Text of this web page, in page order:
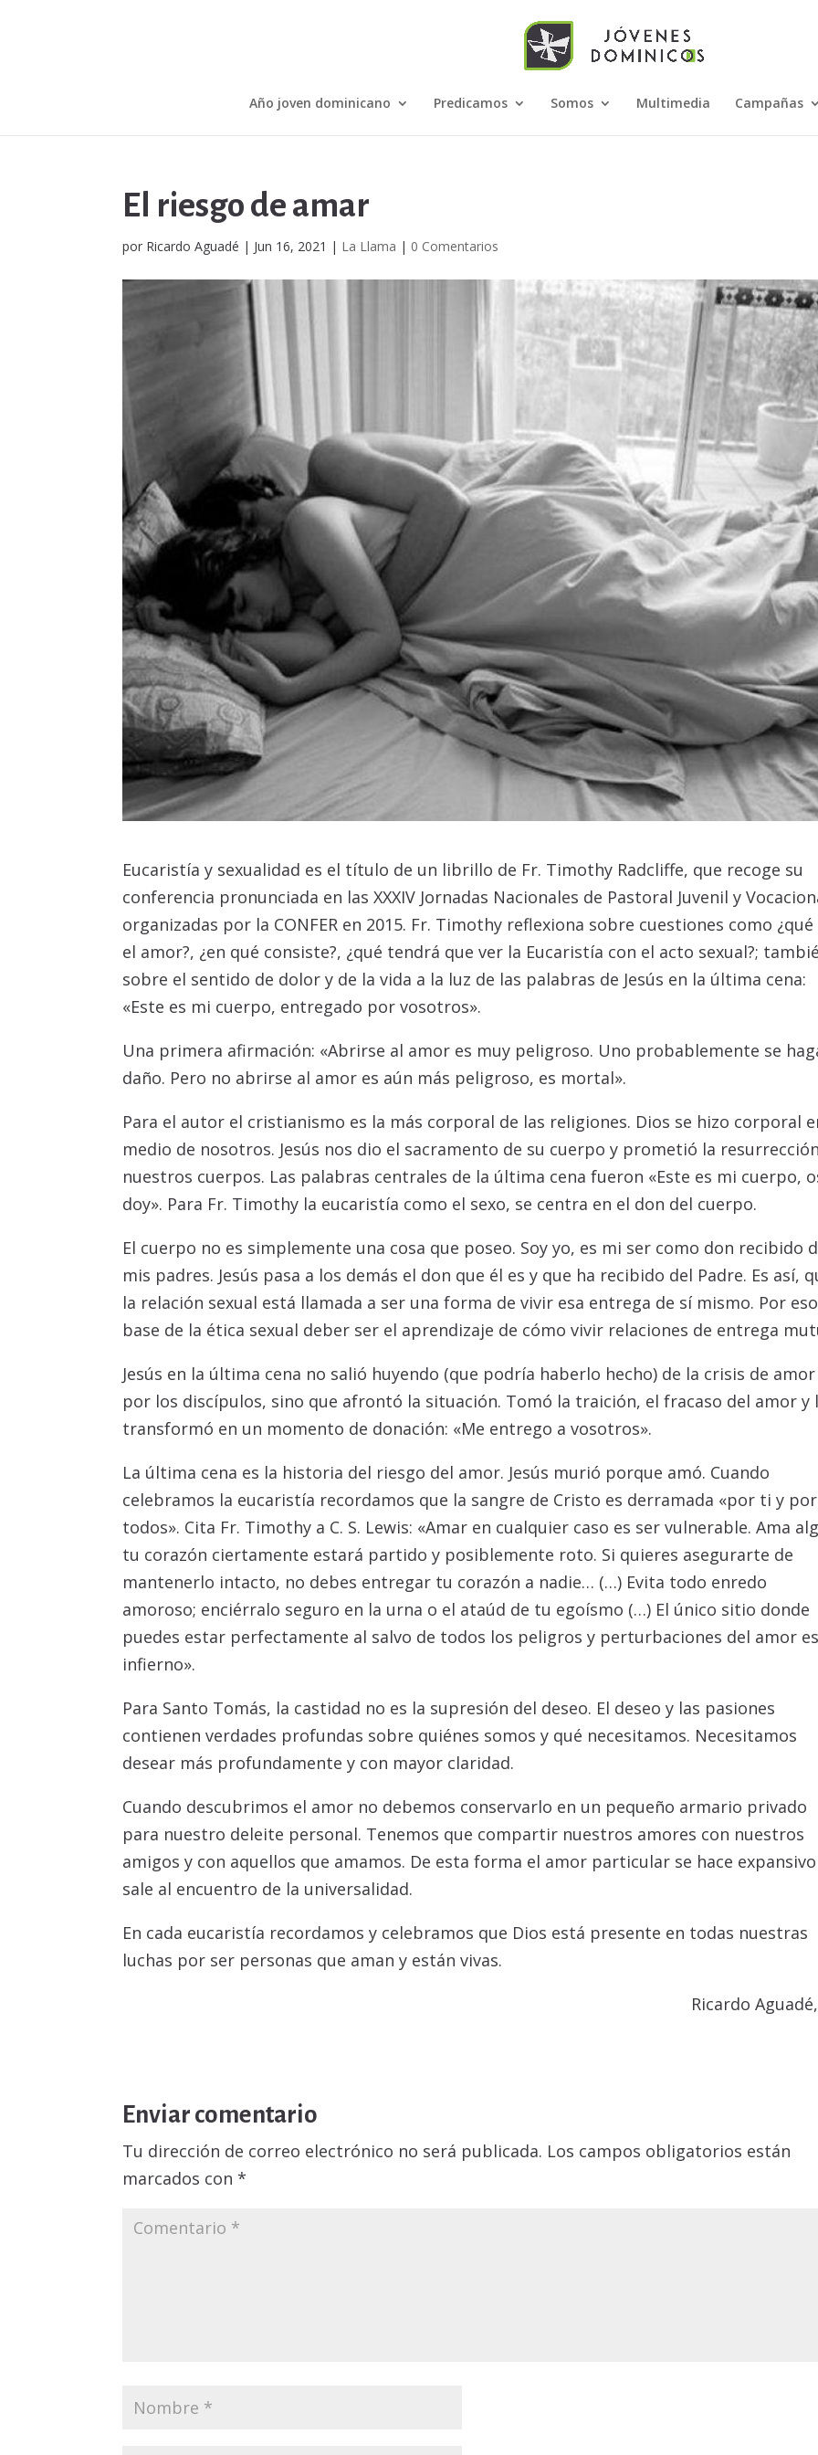
Año joven dominicano Predicamos Somos Multimedia Campañas
El riesgo de amar
por Ricardo Aguadé | Jun 16, 2021 | La Llama | 0 Comentarios
Eucaristía y sexualidad es el título de un librillo de Fr. Timothy Radcliffe, que recoge su
conferencia pronunciada en las XXXIV Jornadas Nacionales de Pastoral Juvenil y
organizadas por la CONFER en 2015. Fr. Timothy reflexiona sobre cuestiones como ¿qué
el amor?, ¿en qué consiste?, ¿qué tendrá que ver la Eucaristía con el acto sexual?;
sobre el sentido de dolor y de la vida a la luz de las palabras de Jesús en la última cena:
«Este es mi cuerpo, entregado por vosotros».
Una primera afirmación: «Abrirse al amor es muy peligroso. Uno probablemente se
daño. Pero no abrirse al amor es aún más peligroso, es mortal».
Para el autor el cristianismo es la más corporal de las religiones. Dios se hizo corporal
medio de nosotros. Jesús nos dio el sacramento de su cuerpo y prometió la
nuestros cuerpos. Las palabras centrales de la última cena fueron «Este es mi cuerpo,
doy». Para Fr. Timothy la eucaristía como el sexo, se centra en el don del cuerpo.
El cuerpo no es simplemente una cosa que poseo. Soy yo, es mi ser como don recibido
mis padres. Jesús pasa a los demás el don que él es y que ha recibido del Padre. Es así,
la relación sexual está llamada a ser una forma de vivir esa entrega de sí mismo. Por
base de la ética sexual deber ser el aprendizaje de cómo vivir relaciones de entrega
Jesús en la última cena no salió huyendo (que podría haberlo hecho) de la crisis de amor
por los discípulos, sino que afrontó la situación. Tomó la traición, el fracaso del amor y
transformó en un momento de donación: «Me entrego a vosotros».
La última cena es la historia del riesgo del amor. Jesús murió porque amó. Cuando
celebramos la eucaristía recordamos que la sangre de Cristo es derramada «por ti y por
todos». Cita Fr. Timothy a C. S. Lewis: «Amar en cualquier caso es ser vulnerable. Ama
tu corazón ciertamente estará partido y posiblemente roto. Si quieres asegurarte de
mantenerlo intacto, no debes entregar tu corazón a nadie… (…) Evita todo enredo
amoroso; enciérralo seguro en la urna o el ataúd de tu egoísmo (…) El único sitio donde
puedes estar perfectamente al salvo de todos los peligros y perturbaciones del amor
infierno».
Para Santo Tomás, la castidad no es la supresión del deseo. El deseo y las pasiones
contienen verdades profundas sobre quiénes somos y qué necesitamos. Necesitamos
desear más profundamente y con mayor claridad.
Cuando descubrimos el amor no debemos conservarlo en un pequeño armario privado
para nuestro deleite personal. Tenemos que compartir nuestros amores con nuestros
amigos y con aquellos que amamos. De esta forma el amor particular se hace
sale al encuentro de la universalidad.
En cada eucaristía recordamos y celebramos que Dios está presente en todas nuestras
luchas por ser personas que aman y están vivas.
Ricardo
Enviar comentario
Tu dirección de correo electrónico no será publicada. Los campos obligatorios están
marcados con*